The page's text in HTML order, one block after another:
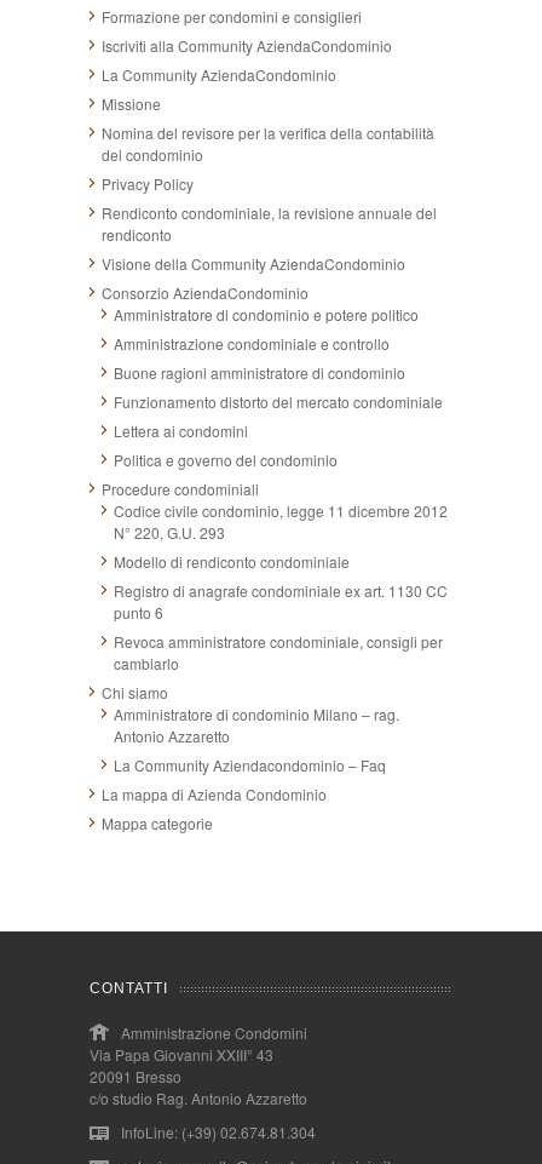
Formazione per condomini e consiglieri
Iscriviti alla Community AziendaCondominio
La Community AziendaCondominio
Missione
Nomina del revisore per la verifica della contabilità
del condominio
Privacy Policy
Rendiconto condominiale, la revisione annuale del
rendiconto
Visione della Community AziendaCondominio
Consorzio AziendaCondominio
Amministratore di condominio e potere politico
Amministrazione condominiale e controllo
Buone ragioni amministratore di condominio
Funzionamento distorto del mercato condominiale
Lettera ai condomini
Politica e governo del condominio
Procedure condominiali
Codice civile condominio, legge 11 dicembre 2012
N° 220, G.U. 293
Modello di rendiconto condominiale
Registro di anagrafe condominiale ex art. 1130 CC
punto 6
Revoca amministratore condominiale, consigli per
cambiarlo
Chi siamo
Amministratore di condominio Milano – rag.
Antonio Azzaretto
La Community Aziendacondominio – Faq
La mappa di Azienda Condominio
Mappa categorie
CONTATTI
Amministrazione Condomini
Via Papa Giovanni XXIII° 43
20091 Bresso
c/o studio Rag. Antonio Azzaretto
InfoLine: (+39) 02.674.81.304